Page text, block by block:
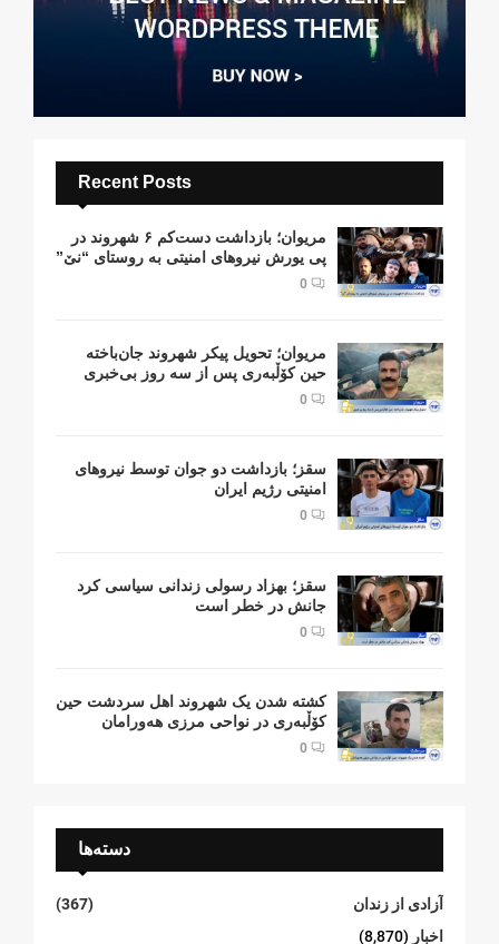
Recent Posts
مریوان؛ بازداشت دست‌کم ۶ شهروند در
پی یورش نیروهای امنیتی به روستای “نێ”
0
مریوان؛ تحویل پیکر شهروند جان‌باخته
حین کۆڵبەری پس از سە روز بی‌خبری
0
سقز؛ بازداشت دو جوان توسط نیروهای
امنیتی رژیم ایران
0
سقز؛ بهزاد رسولی زندانی سیاسی کرد
جانش در خطر است
0
کشتە شدن یک شهروند اهل سردشت حین
کۆڵبەری در نواحی مرزی هەورامان
0
دسته‌ها
آزادی از زندان
(367)
اخبار (8,870)